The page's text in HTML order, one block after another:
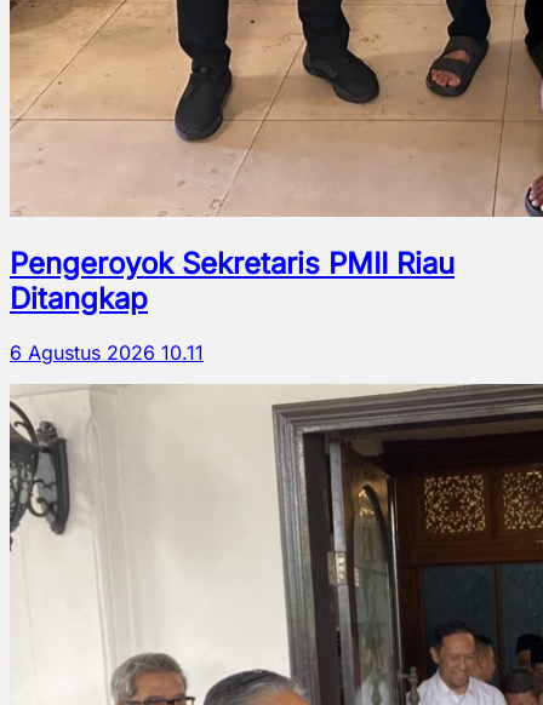
Pengeroyok Sekretaris PMII Riau
Ditangkap
6 Agustus 2026 10.11